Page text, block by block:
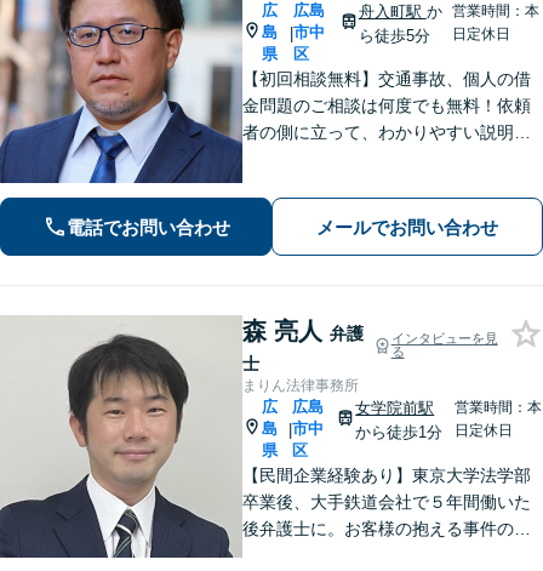
広
島
県
|
広島
市中
区
舟入町駅 か
ら徒歩5分
営業時間：本
日定休日
【初回相談無料】交通事故、個人の借
金問題のご相談は何度でも無料！依頼
者の側に立って、わかりやすい説明を
軽にご相談ください【WEB面談可】
【広島電鉄舟入町駅・土橋駅徒歩5分】
電話でお問い合わせ メールでお問い合わせ
森 亮人 弁護
士
インタビューを見
る
まりん法律事務所
広
島
県
|
広島
市中
区
女学院前駅
から徒歩1分
営業時間：本
日定休日
【民間企業経験あり】東京大学法学部
卒業後、大手鉄道会社で５年間働いた
後弁護士に。お客様の抱える事件の本